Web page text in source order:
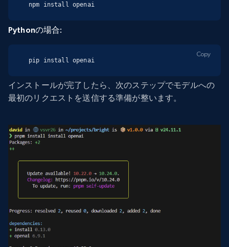
npm install openai
Pythonの場合:
pip install openai
Copy
インストールが完了したら、次のステップでモデルへの
最初のリクエストを送信する準備が整います。